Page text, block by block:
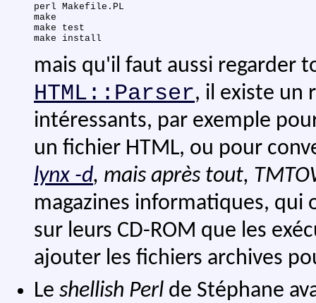
perl Makefile.PL
make
make test
mais qu'il faut aussi regarder
HTML::Parser, il existe un
intéressants, par exemple
un fichier HTML, ou pour
lynx -d, mais après tout,
magazines informatiques,
sur leurs CD-ROM que les
ajouter les fichiers archives
Le shellish Perl de Stéphane